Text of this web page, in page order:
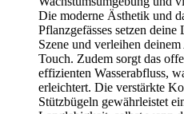
Die moderne Ästhetik und
Pflanzgefässes setzen
Szene und verleihen
Touch. Zudem sorgt das
effizienten Wasserabfluss,
erleichtert. Die verstärkte
Stützbügeln gewährleistet